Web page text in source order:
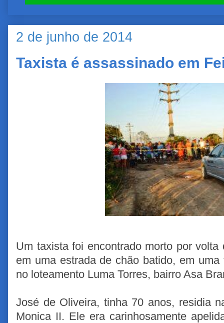
2 de junho de 2014
Taxista é assassinado em
Um taxista foi encontrado morto por
em uma estrada de chão batido, em
no loteamento Luma Torres, bairro Asa
José de Oliveira, tinha 70 anos, residia
Monica II. Ele era carinhosamente